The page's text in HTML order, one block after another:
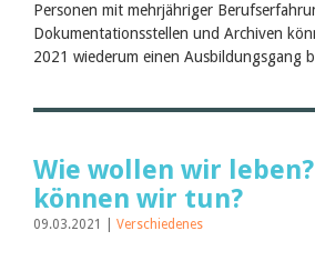
Personen mit mehrjähriger
Dokumentationsstellen und Archiven
2021 wiederum einen Ausbildungsgang
Wie wollen wir leben?
können wir tun?
09.03.2021 | Verschiedenes